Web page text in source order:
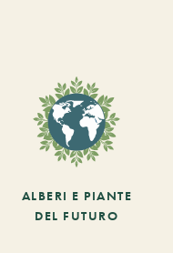
ALBERI E PIANTE
DEL FUTURO